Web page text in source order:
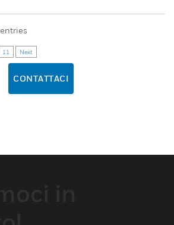
entries
11 Next
CONTATTACI